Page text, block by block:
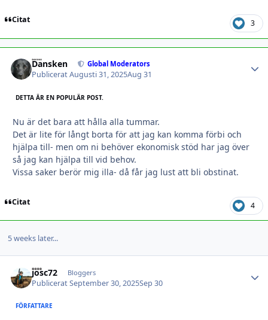
Citat 3
Dansken Global Moderators
PubliceratAugusti 31, 2025Aug 31
DETTA ÄR EN POPULÄR POST.
Nu är det bara att hålla alla tummar.
Det är lite för långt borta för att jag kan komma förbi och
hjälpa till- men om ni behöver ekonomisk stöd har jag över
så jag kan hjälpa till vid behov.
Vissa saker berör mig illa- då får jag lust att bli obstinat.
Citat 4
5 weeks later...
josc72 Bloggers
PubliceratSeptember 30, 2025Sep 30
FÖRFATTARE